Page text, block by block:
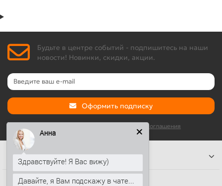
Будьте в центре событий - подпишитесь на наши
новости! Новинки, скидки, акции.
Оформить подписку
Условия соглашения
Информация
Наши контакты
Анна
Здравствуйте! Я Вас вижу)
Давайте, я Вам подскажу в чате...